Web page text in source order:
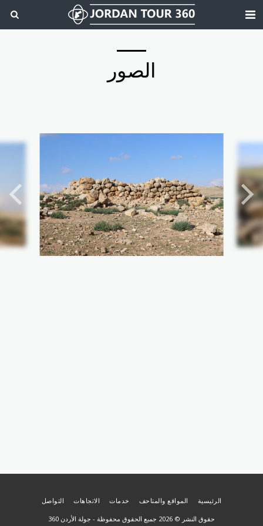
الصور
الرئيسية المواقع والمتاحف خدمات الاتجاهات التواصل
حقوق النشر © 2026 جميع الحقوق محفوظة - جولة الأردن 360